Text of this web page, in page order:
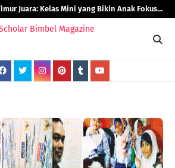
Juara: Kelas Mini yang Bikin Anak Fokus